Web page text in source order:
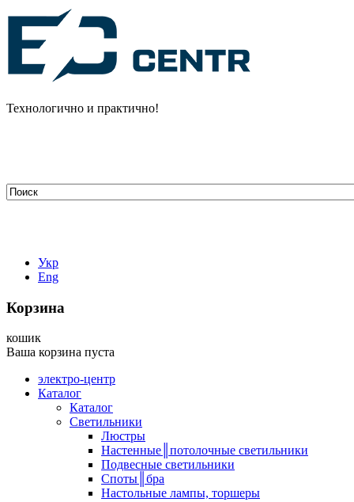
Технологично и практично!
Укр
Eng
Корзина
кошик
Ваша корзина пуста
электро-центр
Каталог
Каталог
Светильники
Люстры
Настенные║потолочные светильники
Подвесные светильники
Споты║бра
Настольные лампы, торшеры